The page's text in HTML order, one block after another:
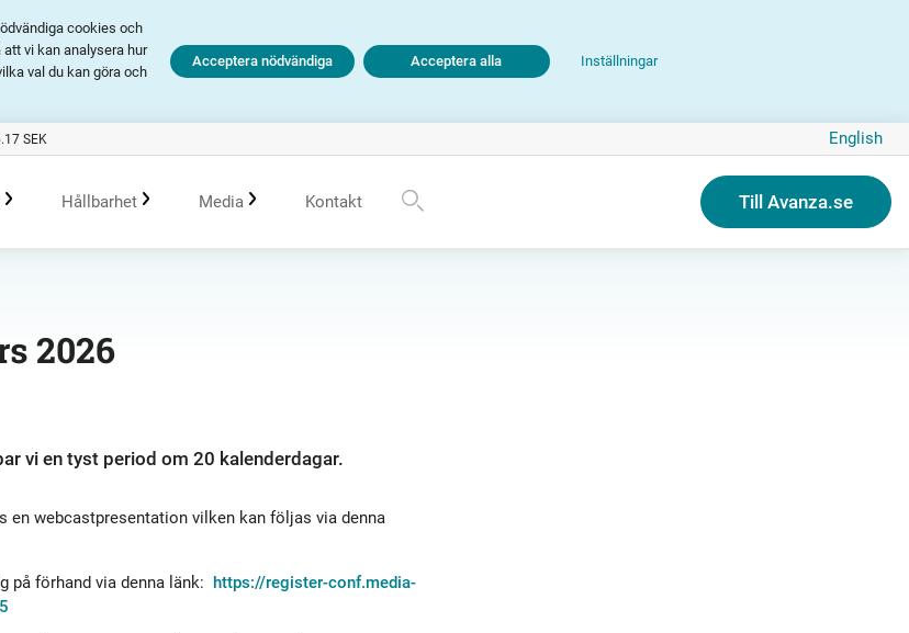
cookies och
vi kan analysera hur
val du kan göra och
Inställningar
Acceptera nödvändiga Acceptera alla
SEK English
Tidigare händelser
Hållbarhet
Policys
Media
Sociala medier
Kontakt Till Avanza.se
2026
vi en tyst period om 20 kalenderdagar.
en webcastpresentation vilken kan följas via denna
på förhand via denna länk: https://register-conf.media-